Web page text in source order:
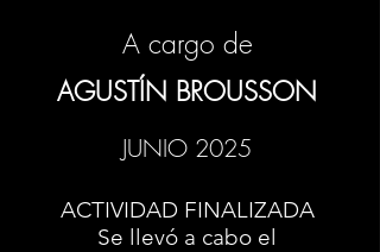
A cargo de
AGUSTÍN BROUSSON
JUNIO 2025
ACTIVIDAD FINALIZADA
Se llevó a cabo el